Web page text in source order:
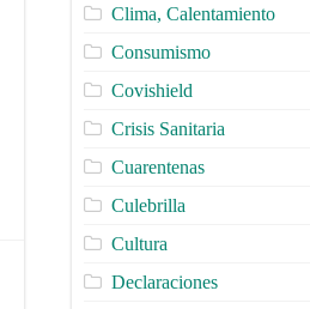
Clima, Calentamiento
Consumismo
Covishield
Crisis Sanitaria
Cuarentenas
Culebrilla
Cultura
Declaraciones